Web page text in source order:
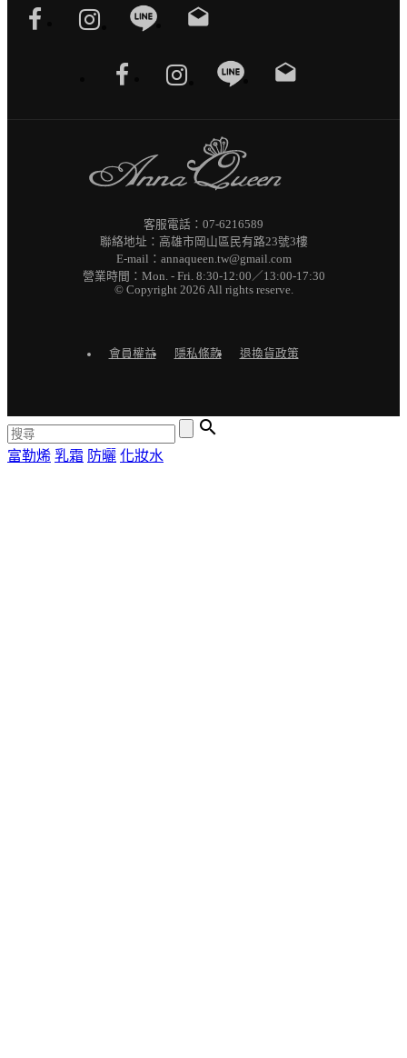
drafts
drafts
客服電話：07-6216589
聯絡地址：高雄市岡山區民有路23號3樓
E-mail：annaqueen.tw@gmail.com
營業時間：Mon. - Fri. 8:30-12:00／13:00-17:30
© Copyright 2026 All rights reserve.
會員權益 隱私條款 退換貨政策

富勒烯 乳霜 防曬 化妝水